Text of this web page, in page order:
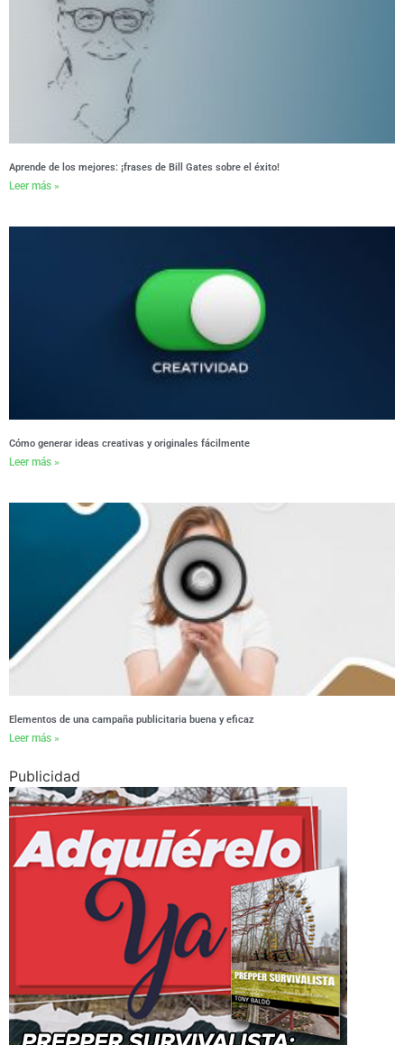
Aprende de los mejores: ¡frases de Bill Gates sobre el éxito!
Leer más »
Cómo generar ideas creativas y originales fácilmente
Leer más »
Elementos de una campaña publicitaria buena y eficaz
Leer más »
Publicidad